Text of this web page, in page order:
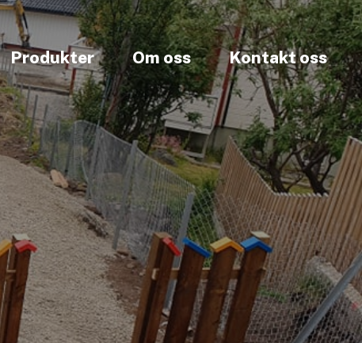
Produkter Om oss Kontakt oss